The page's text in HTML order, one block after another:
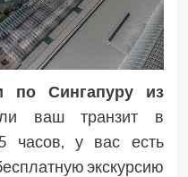
по Сингапуру из
ваш транзит в
часов, у вас есть
экскурсию